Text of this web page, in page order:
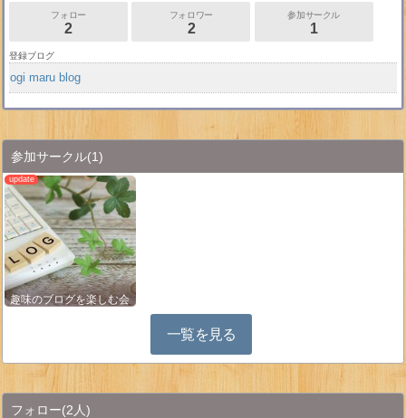
フォロー
2
フォロワー
2
参加サークル
1
登録ブログ
ogi maru blog
参加サークル(1)
趣味のブログを楽しむ会
一覧を見る
フォロー(2人)